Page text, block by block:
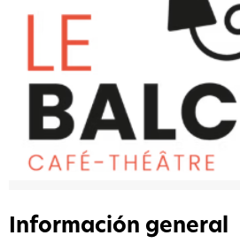
Información general